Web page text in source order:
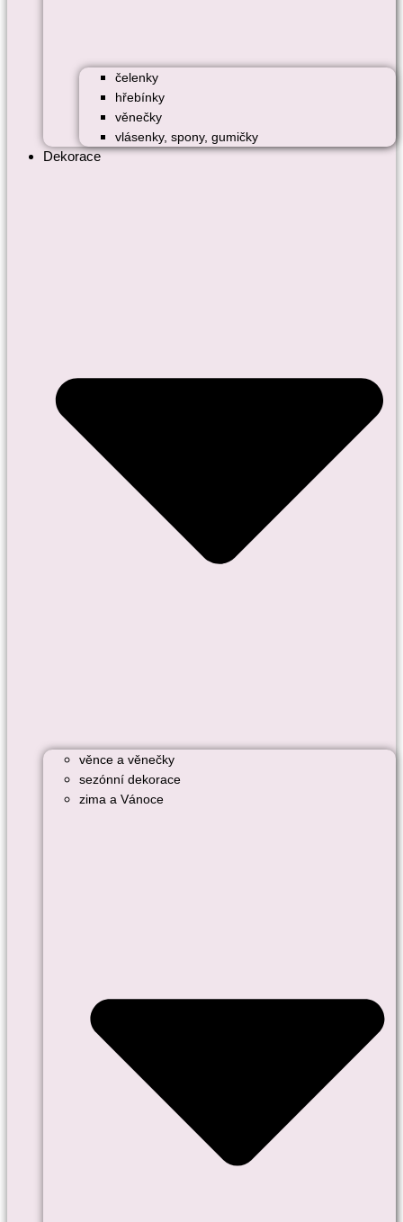
čelenky
hřebínky
věnečky
vlásenky, spony, gumičky
Dekorace
věnce a věnečky
sezónní dekorace
zima a Vánoce